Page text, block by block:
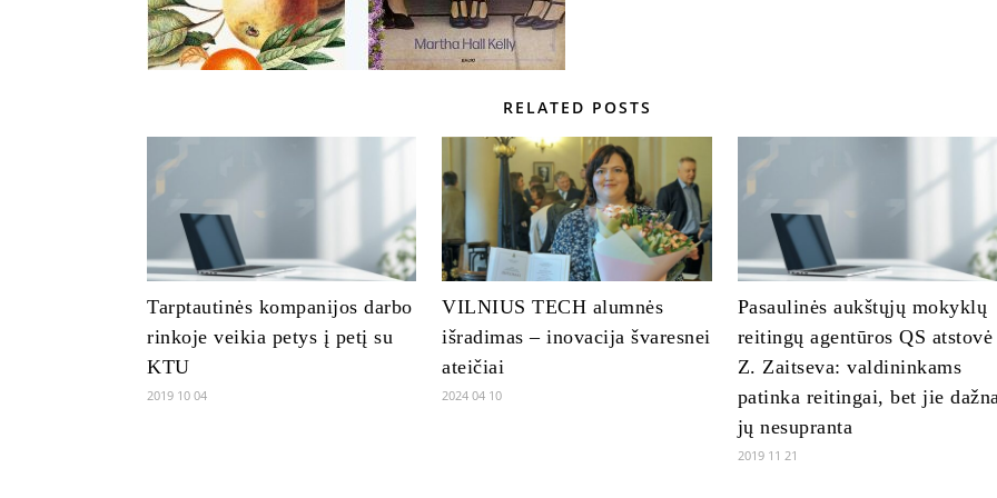
RELATED POSTS
Tarptautinės kompanijos darbo
rinkoje veikia petys į petį su
KTU
2019 10 04
VILNIUS TECH alumnės
išradimas – inovacija švaresnei
ateičiai
2024 04 10
Pasaulinės aukštųjų mokyklų
reitingų agentūros QS atstovė
Z. Zaitseva: valdininkams
patinka reitingai, bet jie
jų nesupranta
2019 11 21